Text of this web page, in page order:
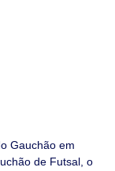
de Futsal, o